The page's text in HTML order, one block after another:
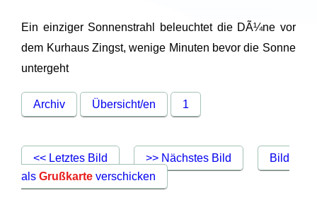
Ein einziger Sonnenstrahl beleuchtet die DÃ¼ne vor
dem Kurhaus Zingst, wenige Minuten bevor die Sonne
untergeht
Archiv Übersicht/en 1
<< Letztes Bild >> Nächstes Bild
Bild
alsGrußkarte verschicken